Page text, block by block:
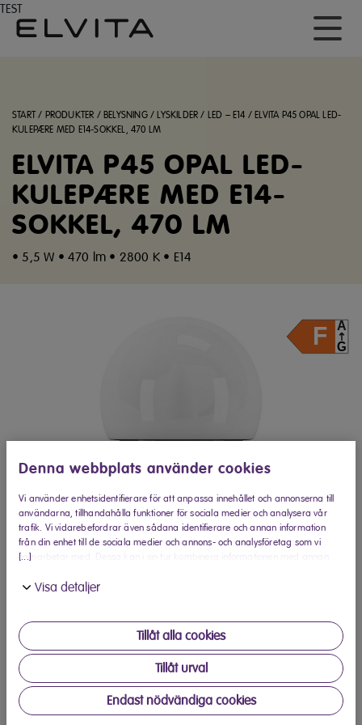
TEST
Denna webbplats använder cookies
[...]
Vi använder enhetsidentifierare för att anpassa innehållet och annonserna till
användarna, tillhandahålla funktioner för sociala medier och analysera vår
trafik. Vi vidarebefordrar även sådana identifierare och annan information
från din enhet till de sociala medier och annons- och analysföretag som vi
samarbetar med. Dessa kan i sin tur kombinera informationen med annan
använt deras tjänster.
Visa detaljer
Tillåt alla cookies
Tillåt urval
Endast nödvändiga cookies
START / PRODUKTER /BELYSNING/LYSKILDER / LED – E14 /ELVITA P45 OPAL LED-
KULEPÆRE MED E14-SOKKEL, 470 LM
ELVITA P45 OPAL LED-
KULEPÆRE MED E14-
SOKKEL, 470 LM
• 5,5 W • 470 lm • 2800 K • E14
Kjøp på Elon.no
Produktbeskrivelse